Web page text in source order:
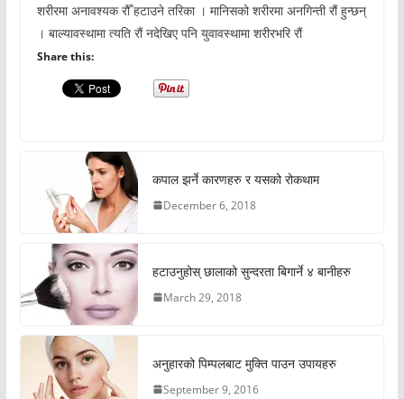
शरीरमा अनावश्यक रौँ हटाउने तरिका । मानिसको शरीरमा अनगिन्ती रौं हुन्छन्
। बाल्यावस्थामा त्यति रौं नदेखिए पनि युवावस्थामा शरीरभरि रौं
Share this:
कपाल झर्ने कारणहरु र यसको रोकथाम
December 6, 2018
हटाउनुहोस् छालाको सुन्दरता बिगार्ने ४ बानीहरु
March 29, 2018
अनुहारको पिम्पलबाट मुक्ति पाउन उपायहरु
September 9, 2016